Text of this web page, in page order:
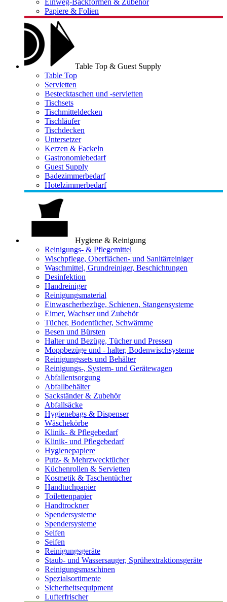
Einweg-Backformen & Zubehör
Papiere & Folien
Table Top & Guest Supply
Table Top
Servietten
Bestecktaschen und -servietten
Tischsets
Tischmitteldecken
Tischläufer
Tischdecken
Untersetzer
Kerzen & Fackeln
Gastronomiebedarf
Guest Supply
Badezimmerbedarf
Hotelzimmerbedarf
Hygiene & Reinigung
Reinigungs- & Pflegemittel
Wischpflege, Oberflächen- und Sanitärreiniger
Waschmittel, Grundreiniger, Beschichtungen
Desinfektion
Handreiniger
Reinigungsmaterial
Einwascherbezüge, Schienen, Stangensysteme
Eimer, Wachser und Zubehör
Tücher, Bodentücher, Schwämme
Besen und Bürsten
Halter und Bezüge, Tücher und Pressen
Moppbezüge und - halter, Bodenwischsysteme
Reinigungssets und Behälter
Reinigungs-, System- und Gerätewagen
Abfallentsorgung
Abfallbehälter
Sackständer & Zubehör
Abfallsäcke
Hygienebags & Dispenser
Wäschekörbe
Klinik- & Pflegebedarf
Klinik- und Pflegebedarf
Hygienepapiere
Putz- & Mehrzwecktücher
Küchenrollen & Servietten
Kosmetik & Taschentücher
Handtuchpapier
Toilettenpapier
Handtrockner
Spendersysteme
Spendersysteme
Seifen
Seifen
Reinigungsgeräte
Staub- und Wassersauger, Sprühextraktionsgeräte
Reinigungsmaschinen
Spezialsortimente
Sicherheitsequipment
Lufterfrischer